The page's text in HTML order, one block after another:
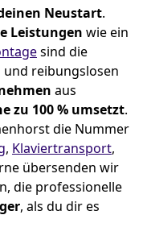
Neustart.
Leistungen wie ein
sind die
reibungslosen
aus
zu 100 % umsetzt.
die Nummer
, Klaviertransport,
übersenden wir
die professionelle
, als du dir es